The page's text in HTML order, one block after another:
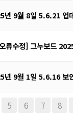
년 9월 8일 5.6.21 업
류수정] 그누보드
년 9월 1일 5.6.16 보
5 6 7 8